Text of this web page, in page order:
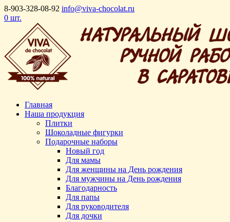
8-903-328-08-92 info@viva-chocolat.ru
0 шт.
Главная
Наша продукция
Плитки
Шоколадные фигурки
Подарочные наборы
Новый год
Для мамы
Для женщины на День рождения
Для мужчины на День рождения
Благодарность
Для папы
Для руководителя
Для дочки